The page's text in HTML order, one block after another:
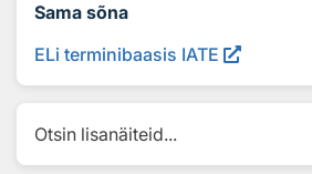
Sama sõna
ELi terminibaasis IATE
Otsin lisanäiteid...